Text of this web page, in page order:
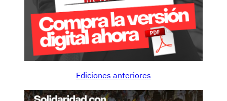
Ediciones anteriores